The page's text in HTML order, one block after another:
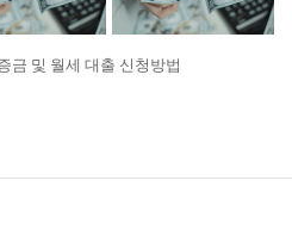
금 및 월세 대출 신청방법